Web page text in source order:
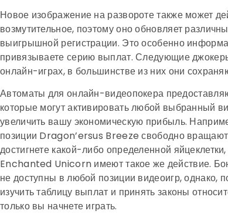
Новое изображение на развороте также может
возмутительное, поэтому оно обновляет
выигрышной регистрации. Это особенно
привязываете серию выплат. Следующие
онлайн-играх, в большинстве из них они
Автоматы для онлайн-видеопокера
которые могут активировать любой выбранный
увеличить вашу экономическую прибыль.
позиции Dragon’ersus Breeze свободно
достигнете какой-либо определенной
Enchanted Unicorn имеют такое же действие.
не доступны в любой позиции видеоигр, однако,
изучить таблицу выплат и принять законы
только вы начнете играть.